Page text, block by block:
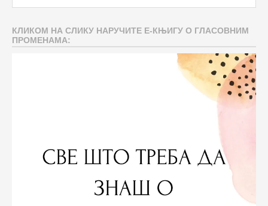
КЛИКОМ НА СЛИКУ НАРУЧИТЕ Е-КЊИГУ О ГЛАСОВНИМ
ПРОМЕНАМА: